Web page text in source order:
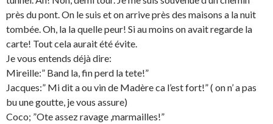
près du pont. On le suis et on arrive près des maisons a la nuit
tombée. Oh, la la quelle peur! Si au moins on avait regarde la
carte! Tout cela aurait été évite.
Je vous entends déjà dire:
Mireille:” Band la, fin perd la tete!”
Jacques:” Mi dit a ou vin de Madère ca l’est fort!” ( on n’ a pas
bu une goutte, je vous assure)
Coco; ”Ote assez ravage ,marmailles!”